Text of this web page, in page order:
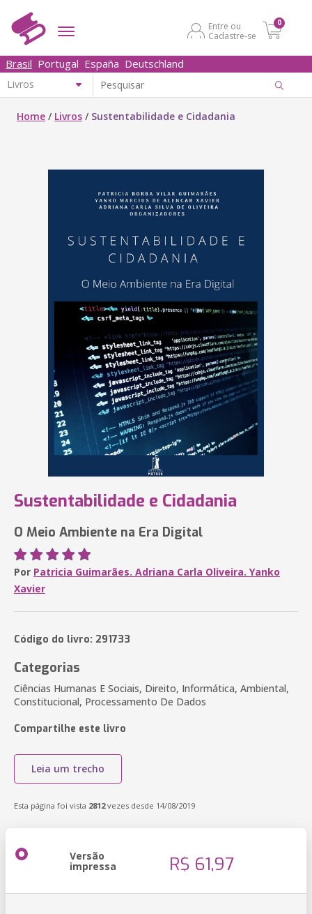
Entre ou
Cadastre-se
0
Brasil Portugal España Deutschland
Home / Livros / Sustentabilidade e Cidadania
Sustentabilidade e Cidadania
O Meio Ambiente na Era Digital
Por Patricia Guimarães. Adriana Carla Oliveira. Yanko
Xavier
Código do livro: 291733
Categorias
Ciências Humanas E Sociais, Direito, Informática, Ambiental,
Constitucional, Processamento De Dados
Compartilhe este livro
Leia um trecho
Esta página foi vista 2812vezes desde 14/08/2019
Versão
impressa R$ 61,97